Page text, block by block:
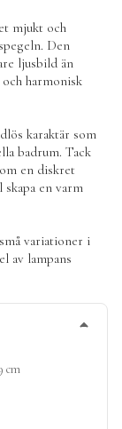
mjukt och
Den
ljusbild än
harmonisk
karaktär som
badrum. Tack
en diskret
en varm
variationer i
av lampans
cm